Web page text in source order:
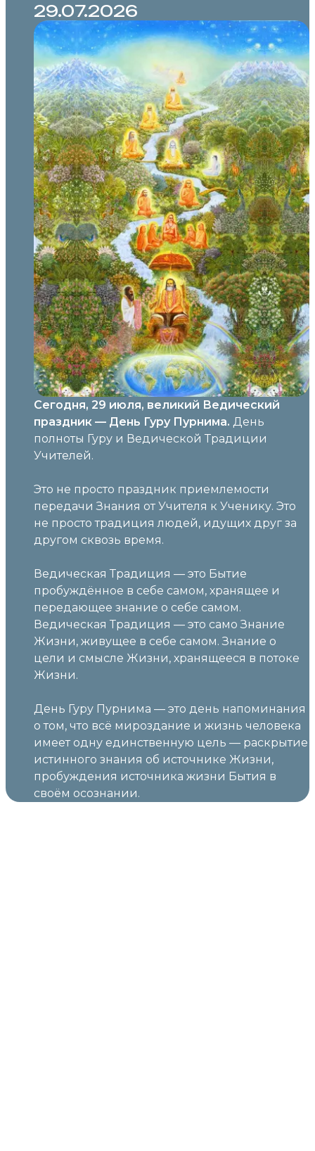
29.07.2026
Сегодня, 29 июля, великий Ведический
праздник — День Гуру Пурнима. День
полноты Гуру и Ведической Традиции
Учителей.
Это не просто праздник приемлемости
передачи Знания от Учителя к Ученику. Это
не просто традиция людей, идущих друг за
другом сквозь время.
Ведическая Традиция — это Бытие
пробуждённое в себе самом, хранящее и
передающее знание о себе самом.
Ведическая Традиция — это само Знание
Жизни, живущее в себе самом. Знание о
цели и смысле Жизни, хранящееся в потоке
Жизни.
День Гуру Пурнима — это день напоминания
о том, что всё мироздание и жизнь человека
имеет одну единственную цель — раскрытие
истинного знания об источнике Жизни,
пробуждения источника жизни Бытия в
своём осознании.